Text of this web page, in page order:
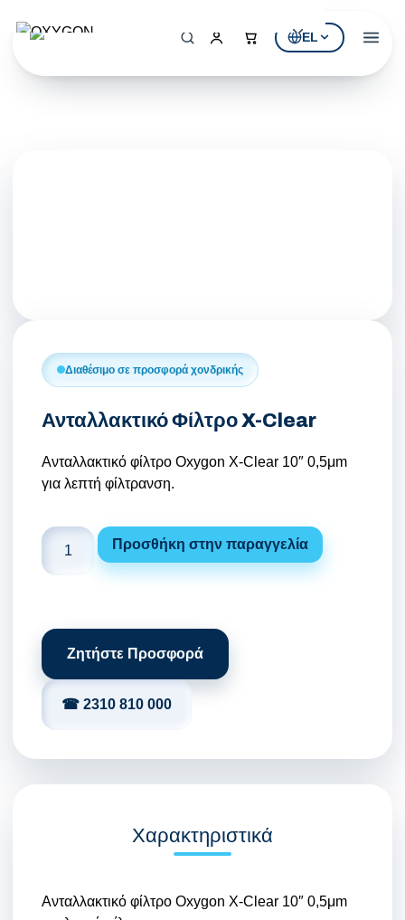
EL
Κατάλογος Πισίνας
Εταιρικό Προφίλ
Άρθρα
Επικοινωνία
📞 +30 2310 810 000
📞 +40 753 380 848
Διαθέσιμο σε προσφορά χονδρικής
Ανταλλακτικό Φίλτρο X-Clear
Ανταλλακτικό φίλτρο Oxygon X-Clear 10″ 0,5μm
για λεπτή φίλτρανση.
Προσθήκη στην παραγγελία
Ζητήστε Προσφορά
☎ 2310 810 000
Χαρακτηριστικά
Ανταλλακτικό φίλτρο Oxygon X-Clear 10″ 0,5μm